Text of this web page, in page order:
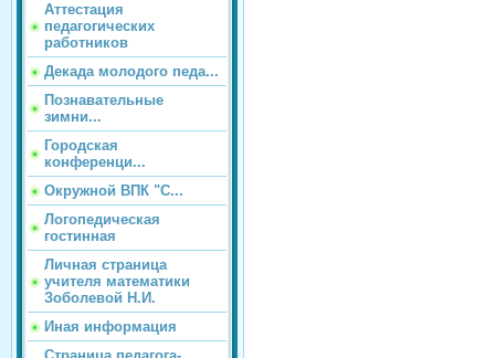
Аттестация
педагогических
работников
Декада молодого педа...
Познавательные
зимни...
Городская
конференци...
Окружной ВПК "С...
Логопедическая
гостинная
Личная страница
учителя математики
Зоболевой Н.И.
Иная информация